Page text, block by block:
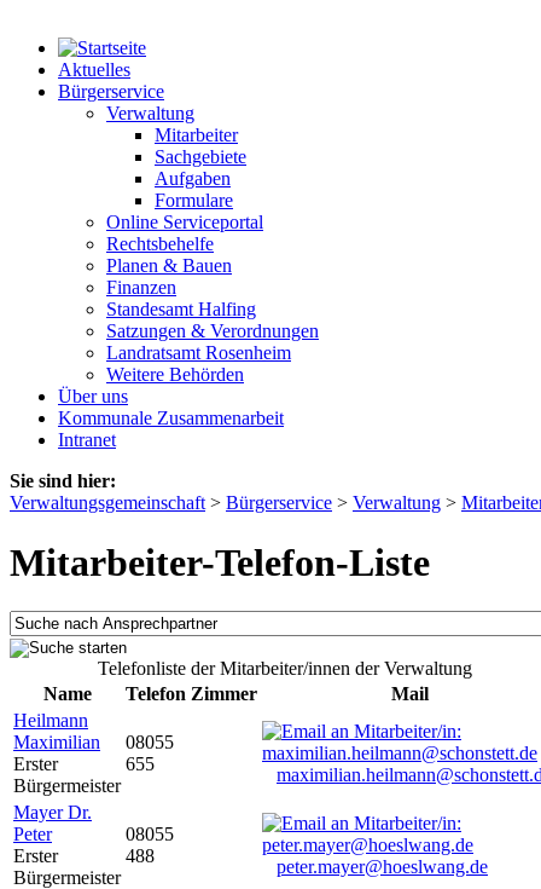
Aktuelles
Bürgerservice
Verwaltung
Mitarbeiter
Sachgebiete
Aufgaben
Formulare
Online Serviceportal
Rechtsbehelfe
Planen & Bauen
Finanzen
Standesamt Halfing
Satzungen & Verordnungen
Landratsamt Rosenheim
Weitere Behörden
Über uns
Kommunale Zusammenarbeit
Intranet
Sie sind hier:
Verwaltungsgemeinschaft > Bürgerservice > Verwaltung >
Mitarbeiter-Telefon-Liste
Telefonliste der Mitarbeiter/innen der Verwaltung
Name
Telefon Zimmer
Mail
Heilmann
Maximilian
Erster
Bürgermeister
08055
655
Mayer Dr.
Peter
Erster
Bürgermeister
08055
488
peter.mayer@hoeslwang.de